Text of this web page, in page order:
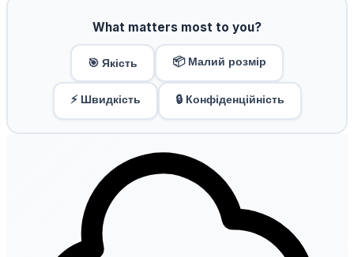
What matters most to you?
🎯 Якість 📦 Малий розмір
⚡ Швидкість 🔒 Конфіденційність